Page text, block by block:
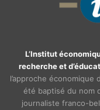
L’Institut
recherche et
l’approche économique
été baptisé du nom
journaliste franco-